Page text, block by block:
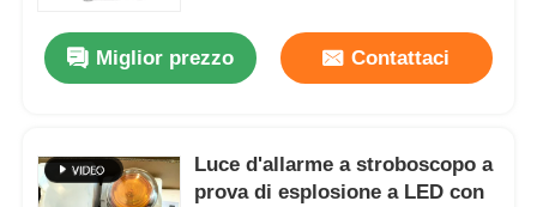
Miglior prezzo Contattaci
Luce d'allarme a stroboscopo a
prova di esplosione a LED con